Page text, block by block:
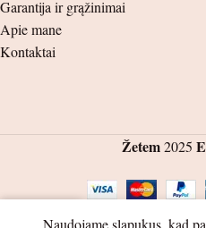
Palaidinės ilgis – 39.5.cm.
Palaidinės plotis po pažastėlėmis
20cm. Juosmuo ( guma ) – 23cm.
Garantija ir grąžinimai
Apie mane
Kontaktai
Žetem2025
Naudojame slapukus, kad